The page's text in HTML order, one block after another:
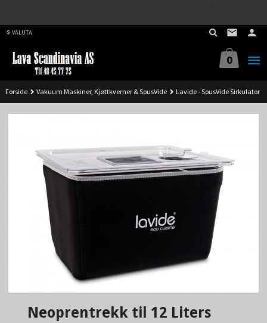
VALUTA
0
Forside Vakuum Maskiner, Kjøttkverner & SousVide Lavide - SousVide Sirkulator
Neoprentrekk til 12 Liters